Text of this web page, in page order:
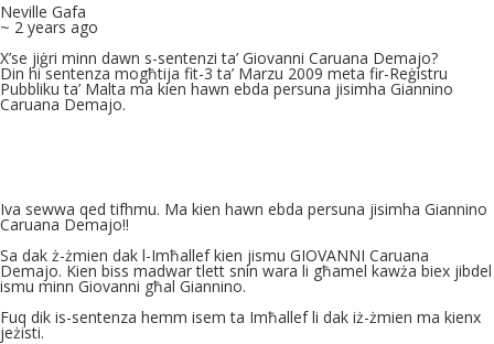
Neville Gafa
~ 2 years ago
X’se jiġri minn dawn s-sentenzi ta’ Giovanni Caruana Demajo?
Din hi sentenza mogħtija fit-3 ta’ Marzu 2009 meta fir-Reġistru
Pubbliku ta’ Malta ma kien hawn ebda persuna jisimha Giannino
Caruana Demajo.
Iva sewwa qed tifhmu. Ma kien hawn ebda persuna jisimha Giannino
Caruana Demajo‼️
Sa dak ż-żmien dak l-Imħallef kien jismu GIOVANNI Caruana
Demajo. Kien biss madwar tlett snin wara li għamel kawża biex jibdel
ismu minn Giovanni għal Giannino.
Fuq dik is-sentenza hemm isem ta Imħallef li dak iż-żmien ma kienx
jeżisti.